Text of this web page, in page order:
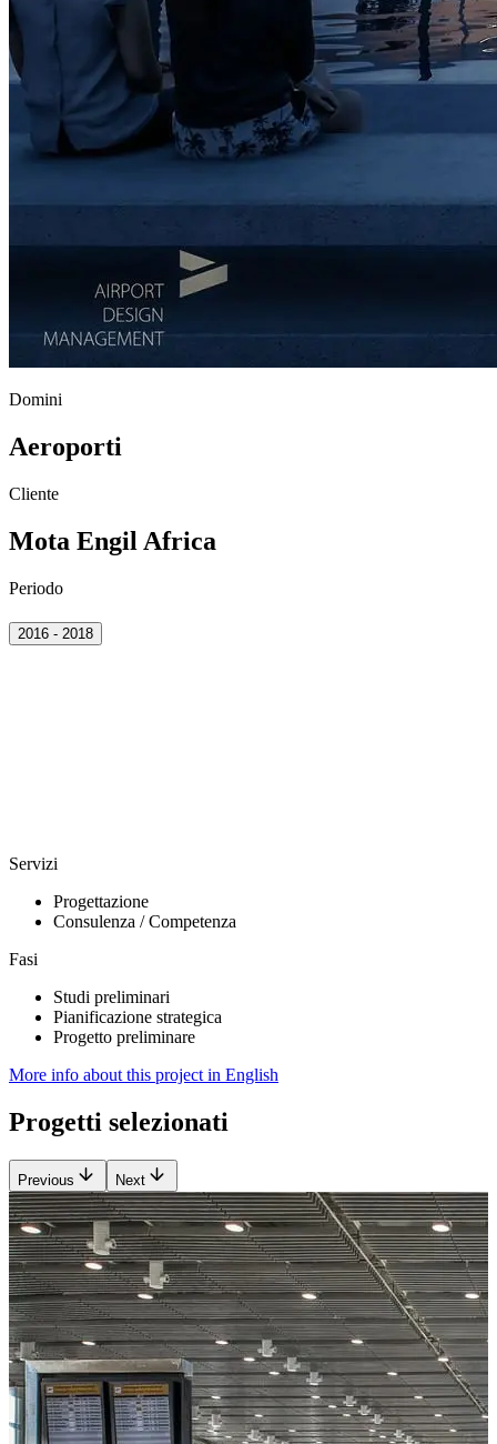
Domini
Aeroporti
Cliente
Mota Engil Africa
Periodo
2016 - 2018
Servizi
Progettazione
Consulenza / Competenza
Fasi
Studi preliminari
Pianificazione strategica
Progetto preliminare
More info about this project in English
Progetti selezionati
Previous Next